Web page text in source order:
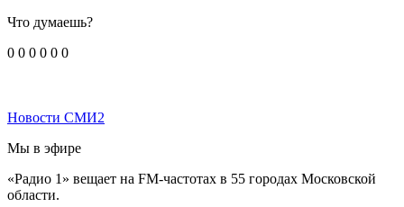
Что думаешь?
0 0 0 0 0 0
Новости СМИ2
Мы в эфире
«Радио 1» вещает на FM-частотах в 55 городах Московской
области.